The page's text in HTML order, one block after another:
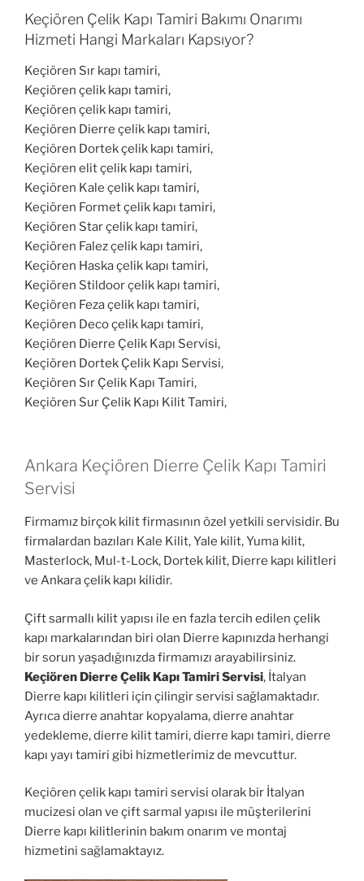
Keçiören Çelik Kapı Tamiri Bakımı Onarımı
Hizmeti Hangi Markaları Kapsıyor?
Keçiören Sır kapı tamiri,
Keçiören çelik kapı tamiri,
Keçiören çelik kapı tamiri,
Keçiören Dierre çelik kapı tamiri,
Keçiören Dortek çelik kapı tamiri,
Keçiören elit çelik kapı tamiri,
Keçiören Kale çelik kapı tamiri,
Keçiören Formet çelik kapı tamiri,
Keçiören Star çelik kapı tamiri,
Keçiören Falez çelik kapı tamiri,
Keçiören Haska çelik kapı tamiri,
Keçiören Stildoor çelik kapı tamiri,
Keçiören Feza çelik kapı tamiri,
Keçiören Deco çelik kapı tamiri,
Keçiören Dierre Çelik Kapı Servisi,
Keçiören Dortek Çelik Kapı Servisi,
Keçiören Sır Çelik Kapı Tamiri,
Keçiören Sur Çelik Kapı Kilit Tamiri,
Ankara Keçiören Dierre Çelik Kapı Tamiri
Servisi
Firmamız birçok kilit firmasının özel yetkili servisidir. Bu
firmalardan bazıları Kale Kilit, Yale kilit, Yuma kilit,
Masterlock, Mul-t-Lock, Dortek kilit, Dierre kapı kilitleri
ve Ankara çelik kapı kilidir.
Çift sarmallı kilit yapısı ile en fazla tercih edilen çelik
kapı markalarından biri olan Dierre kapınızda herhangi
bir sorun yaşadığınızda firmamızı arayabilirsiniz.
Keçiören Dierre Çelik Kapı Tamiri Servisi, İtalyan
Dierre kapı kilitleri için çilingir servisi sağlamaktadır.
Ayrıca dierre anahtar kopyalama, dierre anahtar
yedekleme, dierre kilit tamiri, dierre kapı tamiri, dierre
kapı yayı tamiri gibi hizmetlerimiz de mevcuttur.
Keçiören çelik kapı tamiri servisi olarak bir İtalyan
mucizesi olan ve çift sarmal yapısı ile müşterilerini
Dierre kapı kilitlerinin bakım onarım ve montaj
hizmetini sağlamaktayız.